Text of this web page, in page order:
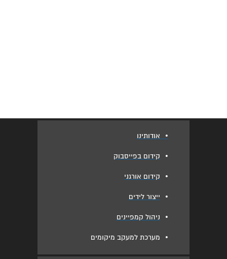
• אודותינו
• קידום בפייסבוק
• קידום אורגני
• ייצור לידים
• ניהול קמפיינים
• מערכת למעקב מיקומים